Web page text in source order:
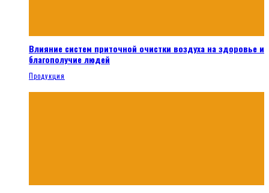
Влияние систем приточной очистки воздуха на здоровье и
благополучие людей
Продукция